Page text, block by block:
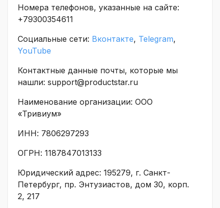
Номера телефонов, указанные на сайте:
+79300354611
Социальные сети: Вконтакте, Telegram,
YouTube
Контактные данные почты, которые мы
нашли: support@productstar.ru
Наименование организации: ООО
«Тривиум»
ИНН: 7806297293
ОГРН: 1187847013133
Юридический адрес: 195279, г. Санкт-
Петербург, пр. Энтузиастов, дом 30, корп.
2, 217